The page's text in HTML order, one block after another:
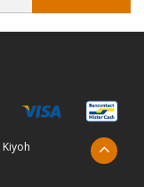
Kiyoh